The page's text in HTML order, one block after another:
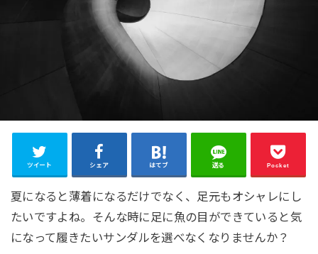
ツイート シェア はてブ 送る Pocket
夏になると薄着になるだけでなく、足元もオシャレにし
たいですよね。そんな時に足に魚の目ができていると気
になって履きたいサンダルを選べなくなりませんか？